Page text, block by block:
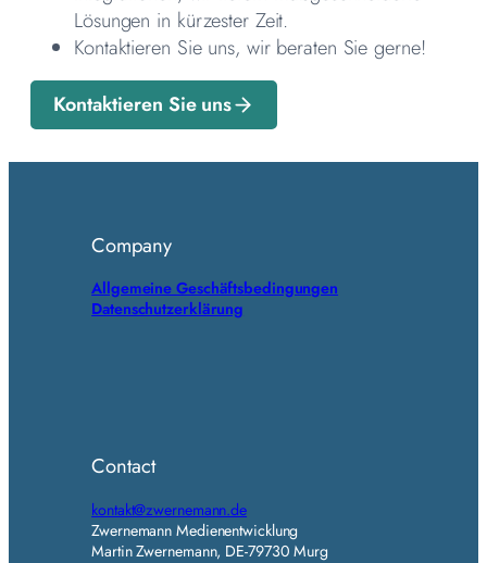
Lösungen in kürzester Zeit.
Kontaktieren Sie uns, wir beraten Sie gerne!
Kontaktieren Sie uns
Company
Allgemeine Geschäftsbedingungen
Datenschutzerklärung
Contact
kontakt@zwernemann.de
Zwernemann Medienentwicklung
Martin Zwernemann, DE-79730 Murg